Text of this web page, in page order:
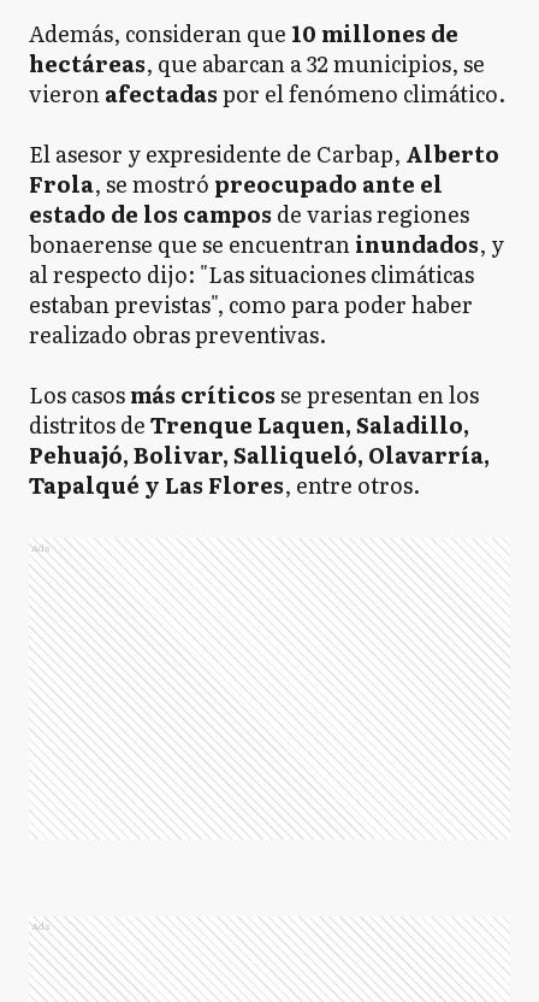
Además, consideran que 10 millones de
hectáreas, que abarcan a 32 municipios, se
vieronafectadaspor el fenómeno climático.
El asesor y expresidente de Carbap, Alberto
Frola, se mostró preocupado ante el
estado de los campos de varias regiones
bonaerense que se encuentraninundados, y
al respecto dijo: "Las situaciones climáticas
estaban previstas", como para poder haber
realizado obras preventivas.
Los casosmás críticosse presentan en los
distritos deTrenque Laquen, Saladillo,
Pehuajó, Bolivar, Salliqueló, Olavarría,
Tapalqué y Las Flores, entre otros.
Ads
Ads